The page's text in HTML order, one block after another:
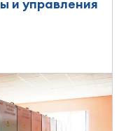
и управления